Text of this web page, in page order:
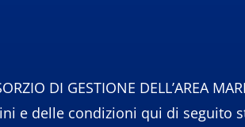
DI GESTIONE DELL’AREA
e delle condizioni qui di seguito